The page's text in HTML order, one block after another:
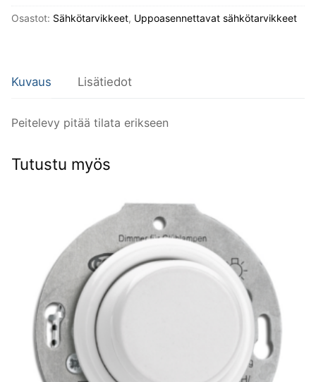
real.Cat.6a),
posliini.
Osastot: Sähkötarvikkeet, Uppoasennettavat sähkötarvikkeet
Kuvaus Lisätiedot
Peitelevy pitää tilata erikseen
Tutustu myös